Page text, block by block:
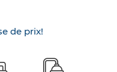
de prix!